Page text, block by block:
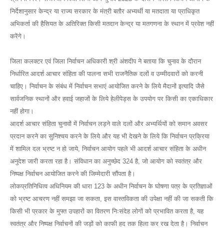
निर्देशानुसार केन्द्र या राज्य सरकार के मंत्री बतौर अभ्यर्थी या मतदाता या प्राधिकृत
अभिकर्ता की हैसियत के अतिरिक्त किसी मतदान केन्द्र या मतगणना के स्थान में प्रवेश नहीं
करेंगे।
जिला कलक्टर एवं जिला निर्वाचन अधिकारी श्री अंशदीप ने बताया कि चुनाव के दौरान
निर्धारित आदर्श आचार संहिता की पालना सभी राजनैतिक दलों व उम्मीदवारों को करनी
चाहिए। निर्वाचन के संबंध में निर्वाचन सभाएं आयोजित करने के लिये मैदानों इत्यादि जैसे
सार्वजनिक स्थानों और हवाई जहाजों के लिये हेलीपेड्स के उपयोग पर किसी का एकाधिकार
नहीं होगा।
आदर्श आचार संहिता चुनावों में निर्वाचन लड़ने वाले दलों और अभ्यर्थियों को समान अवसर
प्रदान करने का सुनिश्चय करने के लिये और यह भी देखने के लिये कि निर्वाचन प्रक्रिया
में शामिल दल भ्रष्ट न हो जाये, निर्वाचन आयोग पहले भी आदर्श आचार संहिता के अधीन
अनुदेश जारी करता रहा है। संविधान का अनुच्छेद 324 है, जो आयोग को स्वतंत्र और
निष्पक्ष निर्वाचन आयोजित करने की जिम्मेदारी सौंपता है।
लोकप्रतिनिधित्व अधिनियम की धारा 123 के अधीन निर्वाचन के घोषणा पत्र के प्रतिज्ञाओं
को भ्रष्ट आचरण नहीं समझा जा सकता, इस वास्तविकता की उपेक्षा नहीं की जा सकती कि
किसी भी प्रकार के मुफ्त उपहारों का वितरण निःसंदेह लोगों को प्रभावित करता है, यह
स्वतंत्र और निष्पक्ष निर्वाचनों की जड़ों को काफी हद तक हिला कर रख देता है। निर्वाचन